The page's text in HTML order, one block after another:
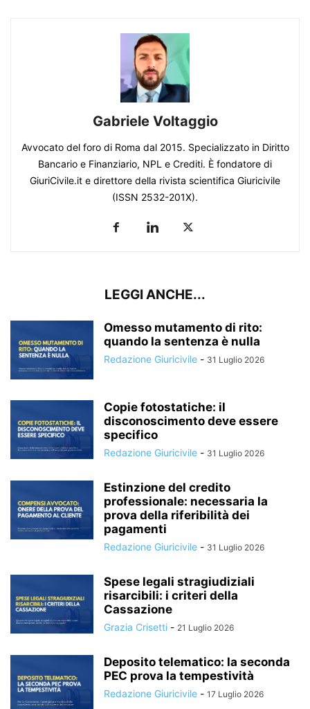
Gabriele Voltaggio
Avvocato del foro di Roma dal 2015. Specializzato in Diritto
Bancario e Finanziario, NPL e Crediti. È fondatore di
GiuriCivile.it e direttore della rivista scientifica Giuricivile
(ISSN 2532-201X).
LEGGI ANCHE...
Omesso mutamento di rito:
quando la sentenza è nulla
Redazione Giuricivile - 31 Luglio 2026
Copie fotostatiche: il
disconoscimento deve essere
specifico
Redazione Giuricivile - 31 Luglio 2026
Estinzione del credito
professionale: necessaria la
prova della riferibilità dei
pagamenti
Redazione Giuricivile - 31 Luglio 2026
Spese legali stragiudiziali
risarcibili: i criteri della
Cassazione
Grazia Crisetti - 21 Luglio 2026
Deposito telematico: la seconda
PEC prova la tempestività
Redazione Giuricivile - 17 Luglio 2026